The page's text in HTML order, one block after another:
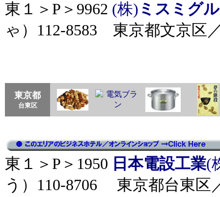
東１＞P＞9962 (株) ミスミグ
ゃ）112-8583 東京都文京区
東京都
台東区
東１＞P＞1950 日本電設工業(
う）110-8706 東京都台東区